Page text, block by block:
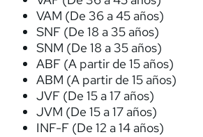
VAM (De 36 a 45 años)
SNF (De 18 a 35 años)
SNM (De 18 a 35 años)
ABF (A partir de 15 años)
ABM (A partir de 15 años)
JVF (De 15 a 17 años)
JVM (De 15 a 17 años)
INF-F (De 12 a 14 años)